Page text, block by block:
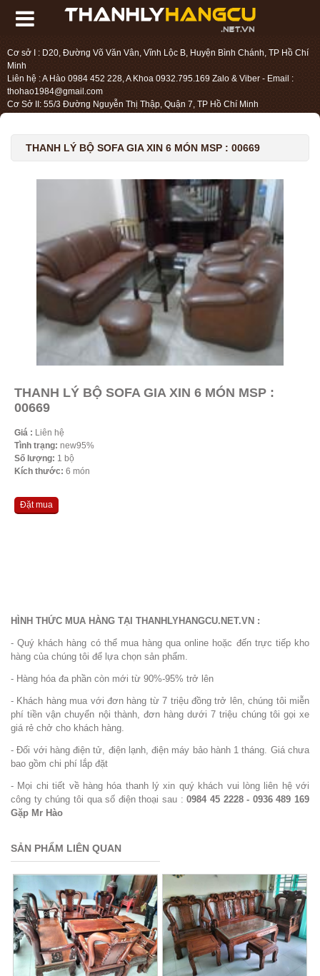
Cơ sở I : D20, Đường Võ Văn Vân, Vĩnh Lộc B, Huyện Bình Chánh, TP Hồ Chí
Minh
Liên hệ : A Hào 0984 452 228, A Khoa 0932.795.169 Zalo & Viber - Email :
thohao1984@gmail.com
Cơ Sở II: 55/3 Đường Nguyễn Thị Thập, Quận 7, TP Hồ Chí Minh
THANH LÝ BỘ SOFA GIA XIN 6 MÓN MSP : 00669
THANH LÝ BỘ SOFA GIA XIN 6 MÓN MSP :
00669
Giá : Liên hệ
Tình trạng: new95%
Số lượng: 1 bộ
Kích thước: 6 món
Đặt mua
HÌNH THỨC MUA HÀNG TẠI THANHLYHANGCU.NET.VN :
- Quý khách hàng có thể mua hàng qua online hoặc đến trực tiếp kho
hàng của chúng tôi để lựa chọn sản phẩm.
- Hàng hóa đa phần còn mới từ 90%-95% trở lên
- Khách hàng mua với đơn hàng từ 7 triệu đồng trở lên, chúng tôi miễn
phí tiền vận chuyển nội thành, đơn hàng dưới 7 triệu chúng tôi gọi xe
giá rẻ chở cho khách hàng.
- Đối với hàng điện tử, điện lạnh, điện máy bảo hành 1 tháng. Giá chưa
bao gồm chi phí lắp đặt
- Mọi chi tiết về hàng hóa thanh lý xin quý khách vui lòng liên hệ với
công ty chúng tôi qua số điện thoại sau :0984 45 2228 - 0936 489 169
Gặp Mr Hào
SẢN PHẨM LIÊN QUAN